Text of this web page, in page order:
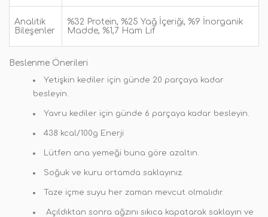
Analitik
Bileşenler
%32 Protein, %25 Yağ İçeriği, %9 İnorganik
Madde, %1,7 Ham Lif
Beslenme Önerileri
Yetişkin kediler için günde 20 parçaya kadar
besleyin.
Yavru kediler için günde 6 parçaya kadar besleyin.
438 kcal/100g Enerji
Lütfen ana yemeği buna göre azaltın.
Soğuk ve kuru ortamda saklayınız.
Taze içme suyu her zaman mevcut olmalıdır.
Açıldıktan sonra ağzını sıkıca kapatarak saklayın ve